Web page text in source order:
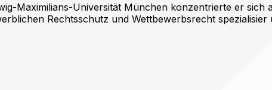
Maximilians-Universität München konzentrierte er sich
Rechtsschutz und Wettbewerbsrecht